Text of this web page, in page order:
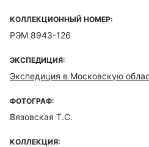
КОЛЛЕКЦИОННЫЙ НОМЕР:
РЭМ 8943-126
ЭКСПЕДИЦИЯ:
Экспедиция в Московскую
ФОТОГРАФ:
Вязовская Т.С.
КОЛЛЕКЦИЯ: